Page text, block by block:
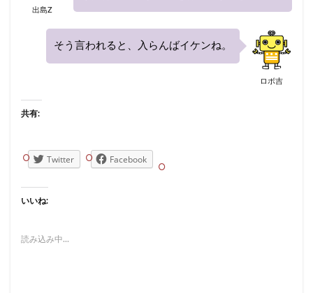
出島Z
ロボ吉
そう言われると、入らんばイケンね。
共有:
Twitter Facebook
いいね:
読み込み中...